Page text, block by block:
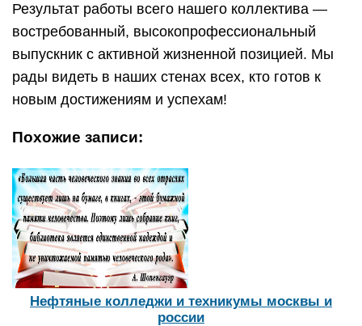
Результат работы всего нашего коллектива —
востребованный, высокопрофессиональный
выпускник с активной жизненной позицией. Мы
рады видеть в наших стенах всех, кто готов к
новым достижениям и успехам!
Похожие записи:
Нефтяные колледжи и техникумы москвы и
россии